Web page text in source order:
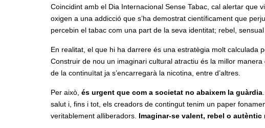
Coincidint amb el Dia Internacional Sense Tabac, cal alertar que
oxigen a una addicció que s’ha demostrat científicament que
percebin el tabac com una part de la seva identitat; rebel,
En realitat, el que hi ha darrere és una estratègia molt calculada
Construir de nou un imaginari cultural atractiu és la millor manera
de la continuïtat ja s’encarregarà la nicotina, entre d’altres.
Per això, és urgent que com a societat no abaixem la guàrdia
salut i, fins i tot, els creadors de contingut tenim un paper
veritablement alliberadors. Imaginar-se valent, rebel o